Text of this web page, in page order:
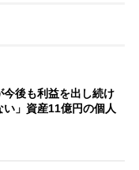
今後も利益を出し続け
い」資産11億円の個人